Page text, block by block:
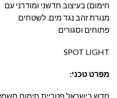
חימום) בעיצוב חדשני ומודרני עם
מנורת זהב נגד מים. לשטחים
פתוחים וסגורים
SPOT LIGHT
מפרט טכני:
חדש בישראל פטריית חימום